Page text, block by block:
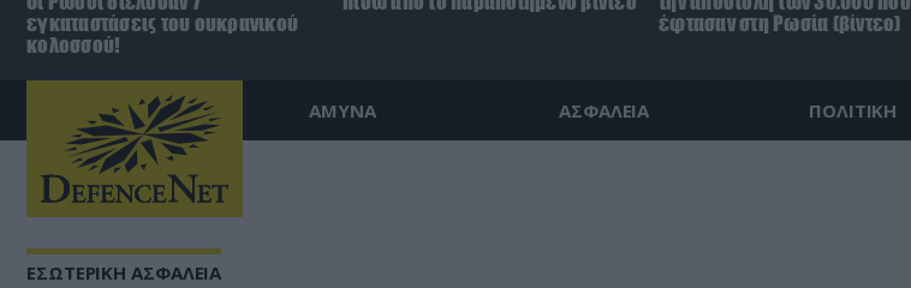
εγκαταστάσεις του ουκρανικού
κολοσσού!
έφτασαν στη Ρωσία (βίντεο)
ΑΜΥΝΑ ΑΣΦΑΛΕΙΑ ΠΟΛΙΤΙΚΗ
ΕΣΩΤΕΡΙΚΗ ΑΣΦΑΛΕΙΑ